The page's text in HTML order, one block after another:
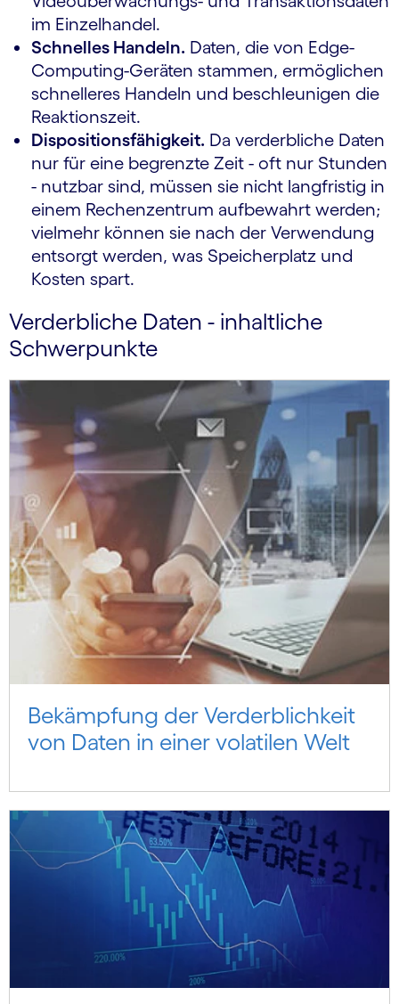
im Einzelhandel.
Schnelles Handeln. Daten, die von Edge-
Computing-Geräten stammen, ermöglichen
schnelleres Handeln und beschleunigen die
Reaktionszeit.
Dispositionsfähigkeit. Da verderbliche Daten
nur für eine begrenzte Zeit - oft nur Stunden
- nutzbar sind, müssen sie nicht langfristig in
einem Rechenzentrum aufbewahrt werden;
vielmehr können sie nach der Verwendung
entsorgt werden, was Speicherplatz und
Kosten spart.
Verderbliche Daten - inhaltliche
Schwerpunkte
Bekämpfung der Verderblichkeit
von Daten in einer volatilen Welt